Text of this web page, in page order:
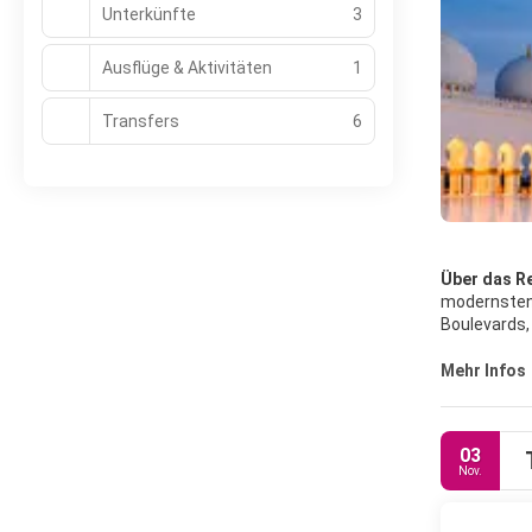
Über das
Auswahl
Mehr Infos
03
Nov.
Unterkünfte 3
Ausflüge & Aktivitäten 1
Transfers 6